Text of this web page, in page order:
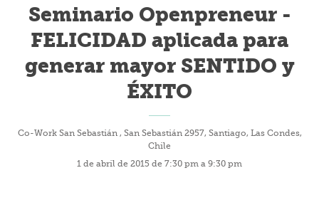
Seminario Openpreneur -
FELICIDAD aplicada para
generar mayor SENTIDO y
ÉXITO
Co-Work San Sebastián , San Sebastián 2957, Santiago, Las Condes,
Chile
1 de abril de 2015 de 7:30 pm a 9:30 pm